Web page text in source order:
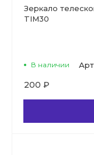
Зеркало
TIM30
В наличии
200 ₽